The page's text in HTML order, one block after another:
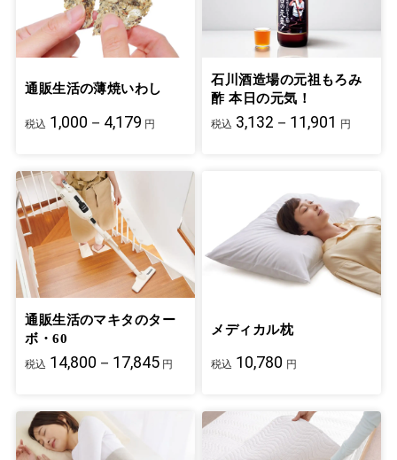
通販生活の薄焼いわし
税込 1,000－4,179 円
石川酒造場の元祖もろみ
酢 本日の元気！
税込 3,132－11,901 円
通販生活のマキタのター
ボ・60
税込 14,800－17,845 円
メディカル枕
税込 10,780 円